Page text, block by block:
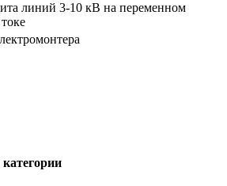
линий 3-10 кВ на переменном